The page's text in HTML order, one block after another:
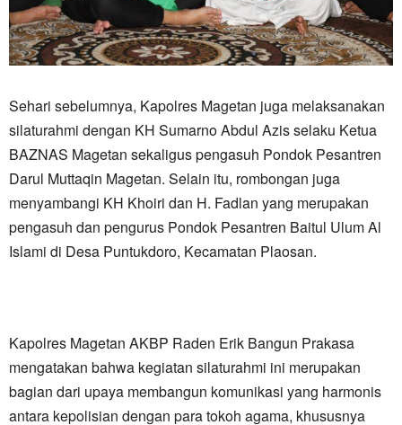
Sehari sebelumnya, Kapolres Magetan juga melaksanakan
silaturahmi dengan KH Sumarno Abdul Azis selaku Ketua
BAZNAS Magetan sekaligus pengasuh Pondok Pesantren
Darul Muttaqin Magetan. Selain itu, rombongan juga
menyambangi KH Khoiri dan H. Fadlan yang merupakan
pengasuh dan pengurus Pondok Pesantren Baitul Ulum Al
Islami di Desa Puntukdoro, Kecamatan Plaosan.
Kapolres Magetan AKBP Raden Erik Bangun Prakasa
mengatakan bahwa kegiatan silaturahmi ini merupakan
bagian dari upaya membangun komunikasi yang harmonis
antara kepolisian dengan para tokoh agama, khususnya